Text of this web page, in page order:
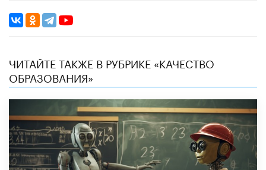
ЧИТАЙТЕ ТАКЖЕ В РУБРИКЕ «КАЧЕСТВО
ОБРАЗОВАНИЯ»